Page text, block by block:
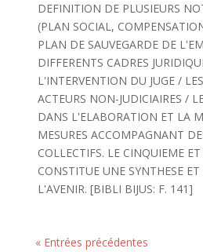
DEFINITION DE PLUSIEURS
(PLAN SOCIAL,
PLAN DE SAUVEGARDE DE
DIFFERENTS CADRES
L'INTERVENTION DU JUGE /
ACTEURS NON-JUDICIAIRES /
DANS L'ELABORATION ET LA
MESURES ACCOMPAGNANT
COLLECTIFS. LE CINQUIEME
CONSTITUE UNE SYNTHESE ET
L'AVENIR. [BIBLI BIJUS: F. 141]
« Entrées précédentes